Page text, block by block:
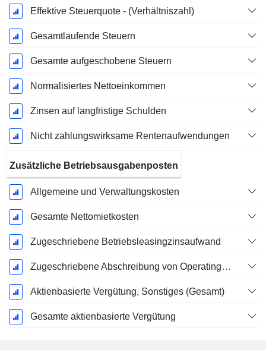
Effektive Steuerquote - (Verhältniszahl)
Gesamtlaufende Steuern
Gesamte aufgeschobene Steuern
Normalisiertes Nettoeinkommen
Zinsen auf langfristige Schulden
Nicht zahlungswirksame Rentenaufwendungen
Zusätzliche Betriebsausgabenposten
Allgemeine und Verwaltungskosten
Gesamte Nettomietkosten
Zugeschriebene Betriebsleasingzinsaufwand
Zugeschriebene Abschreibung von Operating-Leasingverträgen
Aktienbasierte Vergütung, Sonstiges (Gesamt)
Gesamte aktienbasierte Vergütung